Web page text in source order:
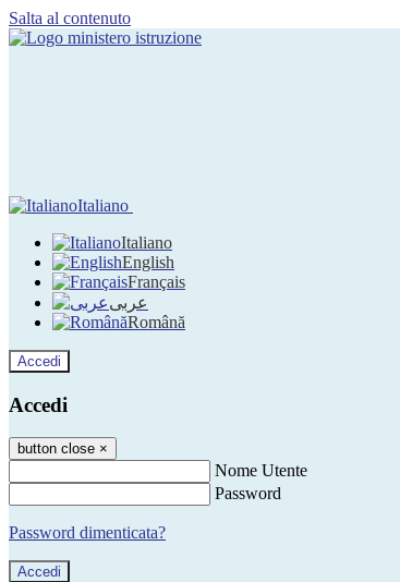
Salta al contenuto
Italiano
Italiano
English
Français
عربى
Română
Accedi
Accedi
button close ×
Nome Utente
Password
Password dimenticata?